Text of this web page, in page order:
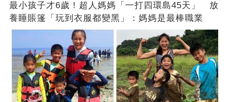
最小孩子才6歲！超人媽媽「一打四環島45天」 放
養睡賬篷「玩到衣服都變黑」：媽媽是最棒職業